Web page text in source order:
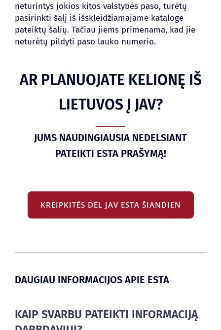
neturintys jokios kitos valstybės paso, turėtų
pasirinkti šalį iš išskleidžiamajame kataloge
pateiktų šalių. Tačiau jiems primenama, kad jie
neturėtų pildyti paso lauko numerio.
AR PLANUOJATE KELIONĘ IŠ
LIETUVOS Į JAV?
JUMS NAUDINGIAUSIA NEDELSIANT
PATEIKTI ESTA PRAŠYMĄ!
KREIPKITĖS DĖL JAV ESTA ŠIANDIEN
DAUGIAU INFORMACIJOS APIE ESTA
KAIP SVARBU PATEIKTI INFORMACIJĄ